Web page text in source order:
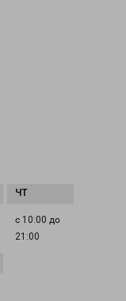
с 10:00 до
21:00